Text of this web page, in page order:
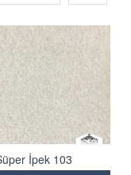
İpek 103